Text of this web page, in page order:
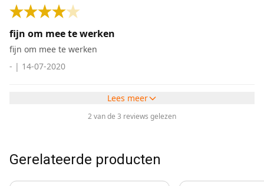
fijn om mee te werken
fijn om mee te werken
- | 14-07-2020
Lees meer
2 van de 3 reviews gelezen
Gerelateerde producten